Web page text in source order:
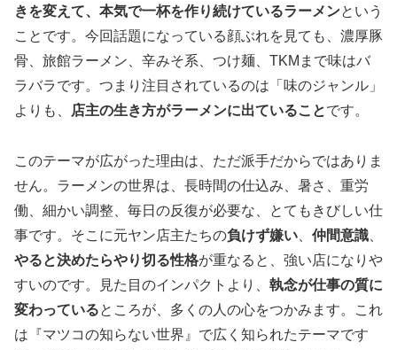
きを変えて、本気で一杯を作り続けているラーメンという
ことです。今回話題になっている顔ぶれを見ても、濃厚豚
骨、旅館ラーメン、辛みそ系、つけ麺、TKMまで味はバ
ラバラです。つまり注目されているのは「味のジャンル」
よりも、
店主の生き方がラーメンに出ていることです。
このテーマが広がった理由は、ただ派手だからではありま
せん。ラーメンの世界は、長時間の仕込み、暑さ、重労
働、細かい調整、毎日の反復が必要な、とてもきびしい仕
事です。そこに元ヤン店主たちの負けず嫌い 仲間意識
やると決めたらやり切る性格が重なると、強い店になりや
すいのです。見た目のインパクトより、 執念が仕事の質に
変わっているところが、多くの人の心をつかみます。これ
は『マツコの知らない世界』で広く知られたテーマです